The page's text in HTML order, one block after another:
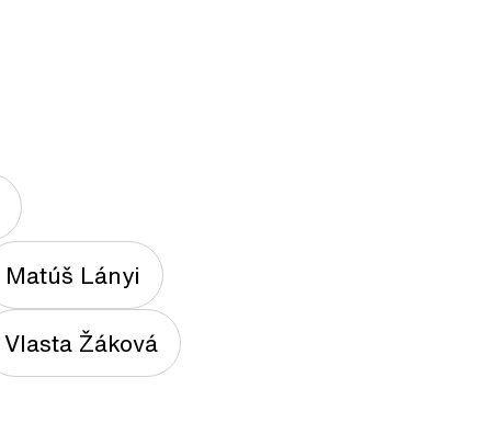
Matúš Lányi
Vlasta Žáková